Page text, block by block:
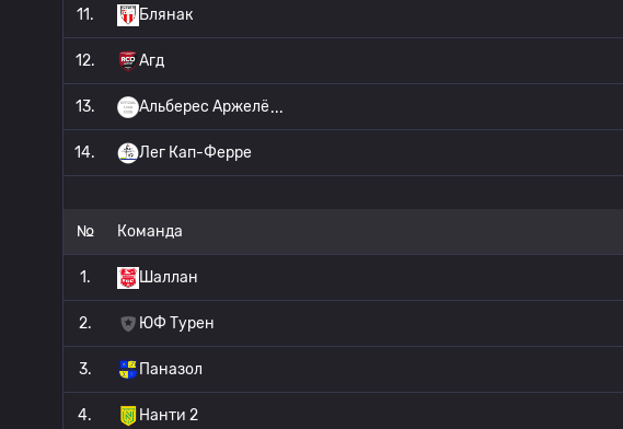
11. Блянак
12. Агд
13. Альберес Аржелё
14. Лег Кап-Ферре
№ Команда
1. Шаллан
2. ЮФ Турен
3. Паназол
4. Нанти 2